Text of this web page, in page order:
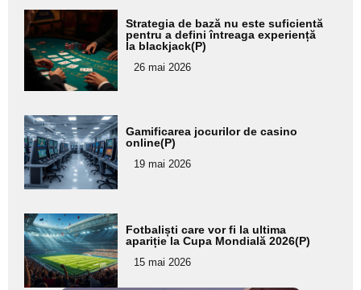
Adaugă
aici textul
pentru
subtitlu
Strategia de bază nu este suficientă
pentru a defini întreaga experiență
la blackjack(P)
26 mai 2026
Adaugă
aici textul
pentru
subtitlu
Gamificarea jocurilor de casino
online(P)
19 mai 2026
Adaugă
aici textul
pentru
subtitlu
Fotbaliști care vor fi la ultima
apariție la Cupa Mondială 2026(P)
15 mai 2026